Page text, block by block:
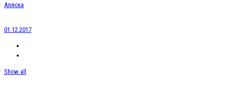
Аляска
01.12.2017
Show all